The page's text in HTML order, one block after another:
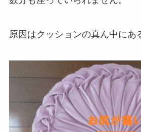
原因はクッションの真ん中にあ